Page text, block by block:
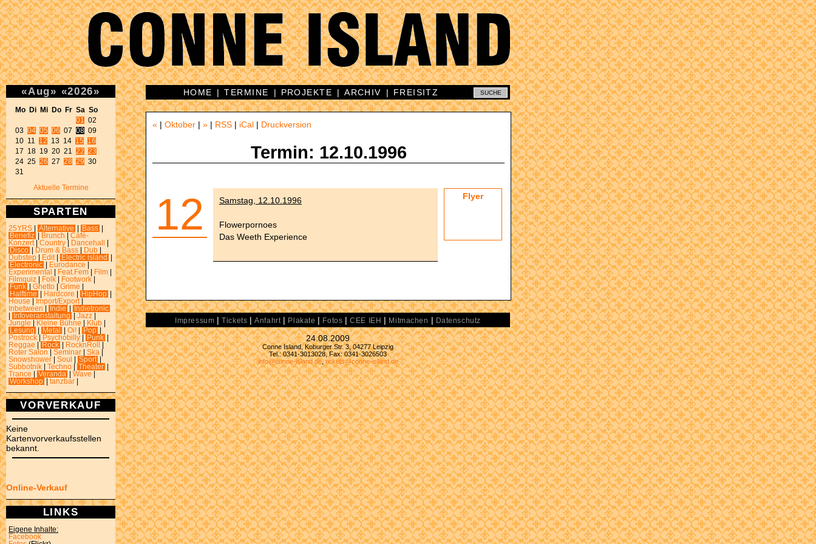
«Aug» «2026»
Mo Di Mi Do Fr Sa So
01
02
03 04 05 06 07 08 09
10 11 12 13 14 15
16
17 18 19 20 21 22 23
24 25 26 27 28 29 30
31
Aktuelle Termine
SPARTEN
25YRS Alternative Bass
Benefiz
Brunch
Café-
Konzert
Country Dancehall
Disco
Drum & Bass Dub
Dubstep
Edit Electric island
Electronic
Eurodance
Experimental
Feat.Fem Film
Filmquiz
Folk Footwork
Funk
Ghetto Grime
Halftime
Hardcore HipHop
House
Import/Export
Inbetween
Indie
Indietronic
Infoveranstaltung Jazz
Jungle
Kleine Bühne Klub
Lesung
Metal Oi! Pop
Postrock
Psychobilly Punk
Reggae
Rock RocknRoll
Roter Salon
Seminar Ska
Snowshower
Soul Sport
Subbotnik
Techno Theater
Trance
Veranda Wave
Workshop
tanzbar
VORVERKAUF
Keine
Kartenvorverkaufsstellen
bekannt.
Online-Verkauf
LINKS
Eigene Inhalte:
Facebook
HOME |TERMINE | PROJEKTE |ARCHIV | FREISITZ
« | Oktober | » | RSS | iCal | Druckversion
Termin: 12.10.1996
12 Flyer
Samstag, 12.10.1996
Flowerpornoes
Das Weeth Experience
Impressum |Tickets |Anfahrt | Plakate | Fotos |CEE IEH | Mitmachen | Datenschutz
24.08.2009
Conne Island, Koburger Str. 3, 04277 Leipzig
Tel.: 0341-3013028, Fax: 0341-3026503
info@conne-island.de,tickets@conne-island.de